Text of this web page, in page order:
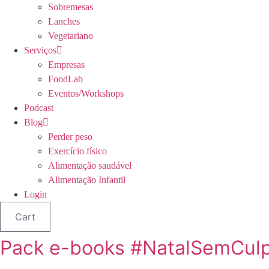
Sobremesas
Lanches
Vegetariano
Serviços
Empresas
FoodLab
Eventos/Workshops
Podcast
Blog
Perder peso
Exercício físico
Alimentação saudável
Alimentação Infantil
Login
Cart
Pack e-books